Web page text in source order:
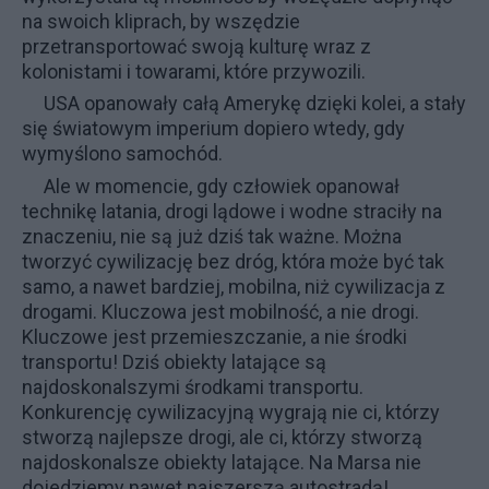
na swoich kliprach, by wszędzie
przetransportować swoją kulturę wraz z
kolonistami i towarami, które przywozili.
USA opanowały całą Amerykę dzięki kolei, a stały
się światowym imperium dopiero wtedy, gdy
wymyślono samochód.
Ale w momencie, gdy człowiek opanował
technikę latania, drogi lądowe i wodne straciły na
znaczeniu, nie są już dziś tak ważne. Można
tworzyć cywilizację bez dróg, która może być tak
samo, a nawet bardziej, mobilna, niż cywilizacja z
drogami. Kluczowa jest mobilność, a nie drogi.
Kluczowe jest przemieszczanie, a nie środki
transportu! Dziś obiekty latające są
najdoskonalszymi środkami transportu.
Konkurencję cywilizacyjną wygrają nie ci, którzy
stworzą najlepsze drogi, ale ci, którzy stworzą
najdoskonalsze obiekty latające. Na Marsa nie